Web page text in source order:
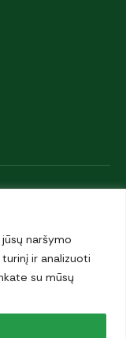
naršymo
ir analizuoti
su mūsų